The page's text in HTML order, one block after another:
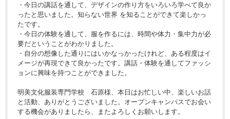
・今日の講話を通して、デザインの作り方をいろいろ学べて良か
ったと思いました。知らない世界 を知ることができて楽しかっ
たです。
・今日の体験を通して、服を作るには、時間や体力・集中力が必
要だということがわかりました。
・自分の想像した通りにはいかなっかったけれど、ある程度はイ
メージが再現できて良かったです。講話・体験を通してファッシ
ョンに興味を持つことができました。
明美文化服装専門学校 石原様、本日はお忙しい中、楽しいお話
と活動、ありがとうございました。オープンキャンパスでお会い
する機会がありましたら、またよろしくお願いします。